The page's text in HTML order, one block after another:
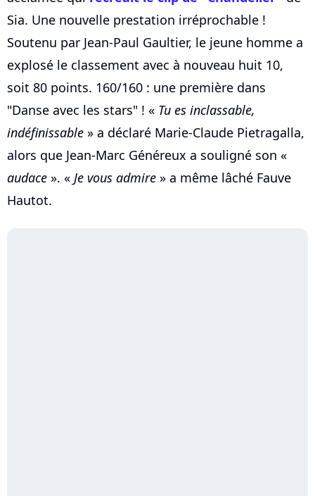
Sia. Une nouvelle prestation irréprochable !
Soutenu par Jean-Paul Gaultier, le jeune homme a
explosé le classement avec à nouveau huit 10,
soit 80 points. 160/160 : une première dans
"Danse avec les stars" ! « Tu es inclassable,
indéfinissable » a déclaré Marie-Claude Pietragalla,
alors que Jean-Marc Généreux a souligné son «
audace ». « Je vous admire » a même lâché Fauve
Hautot.